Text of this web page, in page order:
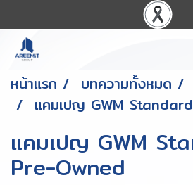
หน้าแรก บทความทั้งหมด
แคมเปญ GWM
แคมเปญ GWM
Pre-Owned